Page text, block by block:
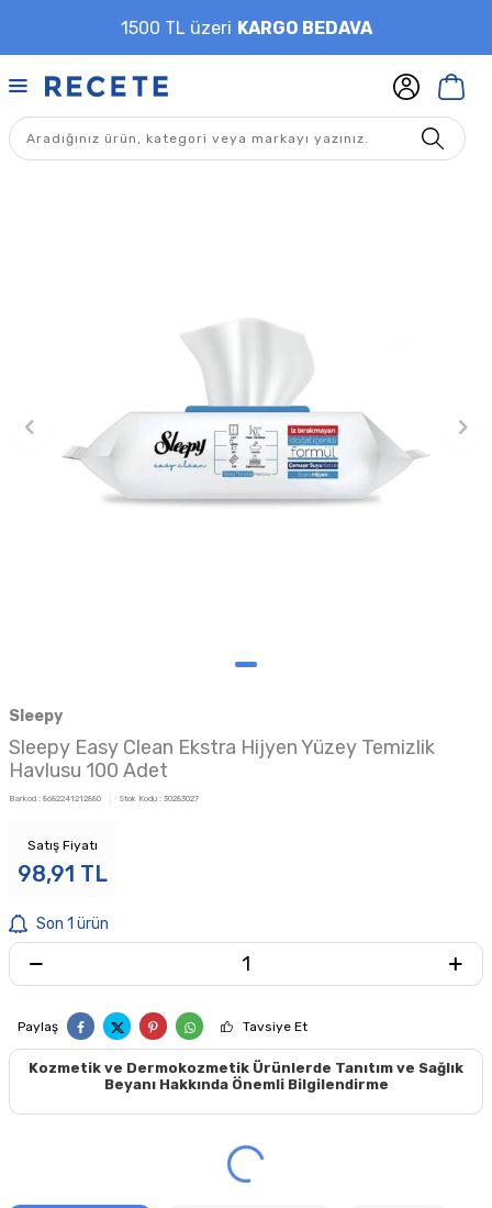
1500 TL üzeri KARGO BEDAVA
Sleepy
Sleepy Easy Clean Ekstra Hijyen Yüzey Temizlik
Havlusu 100 Adet
Barkod : 8682241212880 Stok Kodu : 30283027
Satış Fiyatı
98,91 TL
Son 1 ürün
Paylaş Tavsiye Et
Kozmetik ve Dermokozmetik Ürünlerde Tanıtım ve Sağlık
Beyanı Hakkında Önemli Bilgilendirme